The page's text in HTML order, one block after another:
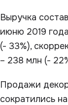
Выручка
июню 2019
(- 33%),
– 238 млн (-
Продажи
сократились